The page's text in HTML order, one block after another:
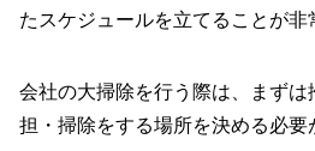
たスケジュールを立てることが非
会社の大掃除を行う際は、まず
担・掃除をする場所を決める必要